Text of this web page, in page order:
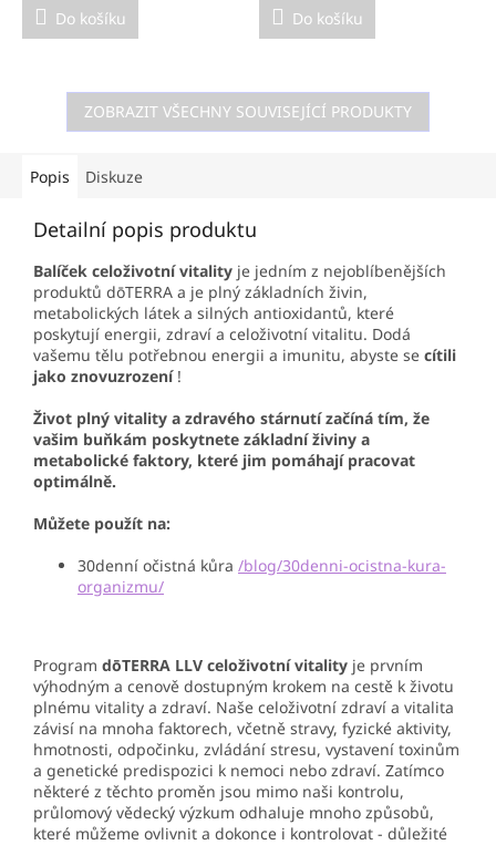
Do košíku Do košíku
ZOBRAZIT VŠECHNY SOUVISEJÍCÍ PRODUKTY
Popis Diskuze
Detailní popis produktu
Balíček celoživotní vitality je jedním z nejoblíbenějších
produktů dōTERRA a je plný základních živin,
metabolických látek a silných antioxidantů, které
poskytují energii, zdraví a celoživotní vitalitu. Dodá
vašemu tělu potřebnou energii a imunitu, abyste se cítili
jako znovuzrození!
Život plný vitality a zdravého stárnutí začíná tím, že
vašim buňkám poskytnete základní živiny a
metabolické faktory, které jim pomáhají pracovat
optimálně.
Můžete použít na:
30denní očistná kůra /blog/30denni-ocistna-kura-
organizmu/
Program dōTERRA LLV celoživotní vitality je prvním
výhodným a cenově dostupným krokem na cestě k životu
plnému vitality a zdraví. Naše celoživotní zdraví a vitalita
závisí na mnoha faktorech, včetně stravy, fyzické aktivity,
hmotnosti, odpočinku, zvládání stresu, vystavení toxinům
a genetické predispozici k nemoci nebo zdraví. Zatímco
některé z těchto proměn jsou mimo naši kontrolu,
průlomový vědecký výzkum odhaluje mnoho způsobů,
které můžeme ovlivnit a dokonce i kontrolovat - důležité